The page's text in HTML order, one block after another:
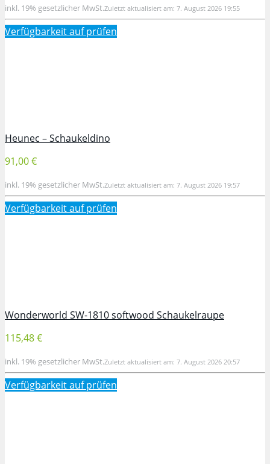
inkl. 19% gesetzlicher MwSt.Zuletzt aktualisiert am: 7. August 2026 19:55
Verfügbarkeit aufprüfen
Heunec – Schaukeldino
91,00 €
inkl. 19% gesetzlicher MwSt.Zuletzt aktualisiert am: 7. August 2026 19:57
Verfügbarkeit aufprüfen
Wonderworld SW-1810 softwood Schaukelraupe
115,48 €
inkl. 19% gesetzlicher MwSt.Zuletzt aktualisiert am: 7. August 2026 20:57
Verfügbarkeit aufprüfen